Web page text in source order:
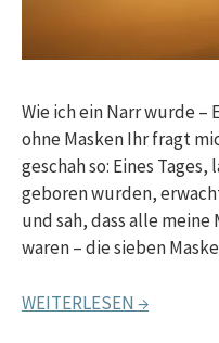
Wie ich ein Narr wurde –
ohne Masken Ihr fragt
geschah so: Eines
geboren wurden,
und sah, dass alle
waren – die sieben
WEITERLESEN →